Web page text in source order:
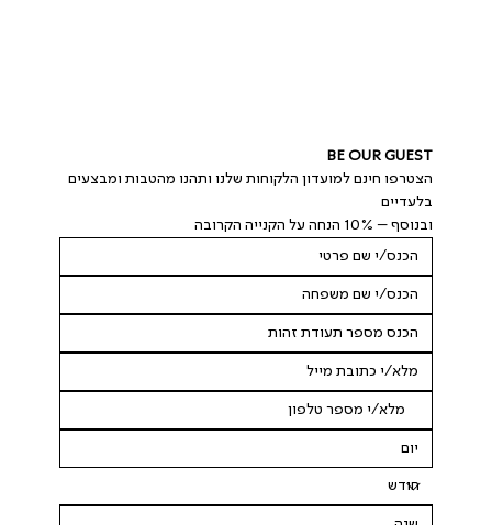
BE OUR GUEST
הצטרפו חינם למועדון הלקוחות שלנו ותהנו מהטבות ומבצעים
בלעדיים
ובנוסף – 10% הנחה על הקנייה הקרובה